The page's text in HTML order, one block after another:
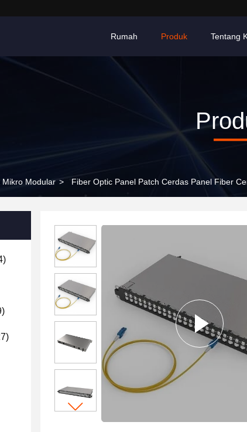
Rumah Produk Tentang
Mikro Modular > Fiber Optic Panel Patch Cerdas Panel Fiber